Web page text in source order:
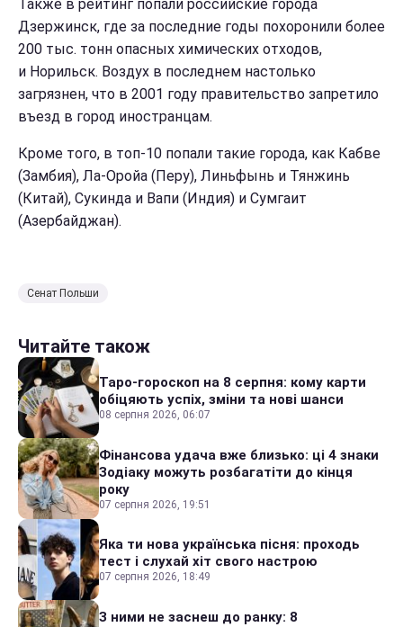
Также в рейтинг попали российские города
Дзержинск, где за последние годы похоронили более
200 тыс. тонн опасных химических отходов,
и Норильск. Воздух в последнем настолько
загрязнен, что в 2001 году правительство запретило
въезд в город иностранцам.
Кроме того, в топ-10 попали такие города, как Кабве
(Замбия), Ла-Оройа (Перу), Линьфынь и Тянжинь
(Китай), Сукинда и Вапи (Индия) и Сумгаит
(Азербайджан).
Сенат Польши
Читайте також
Таро-гороскоп на 8 серпня: кому карти
обіцяють успіх, зміни та нові шанси
08 серпня 2026, 06:07
Фінансова удача вже близько: ці 4 знаки
Зодіаку можуть розбагатіти до кінця
року
07 серпня 2026, 19:51
Яка ти нова українська пісня: проходь
тест і слухай хіт свого настрою
07 серпня 2026, 18:49
З ними не заснеш до ранку: 8